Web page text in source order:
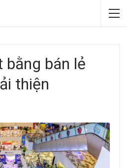
bằng bán lẻ
thiện